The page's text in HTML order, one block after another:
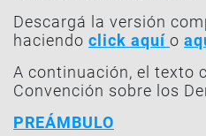
Descargá la versión
haciendo click aquí o
A continuación, el texto
Convención sobre los
PREÁMBULO